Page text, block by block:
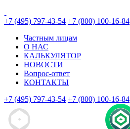
+7 (495) 797-43-54 +7 (800) 100-16-84
Частным лицам
О НАС
КАЛЬКУЛЯТОР
НОВОСТИ
Вопрос-ответ
КОНТАКТЫ
+7 (495) 797-43-54 +7 (800) 100-16-84